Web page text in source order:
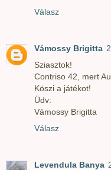
Válasz
Vámossy Brigitta
Sziasztok!
Contriso 42, mert
Köszi a játékot!
Üdv:
Vámossy Brigitta
Válasz
Levendula Banya